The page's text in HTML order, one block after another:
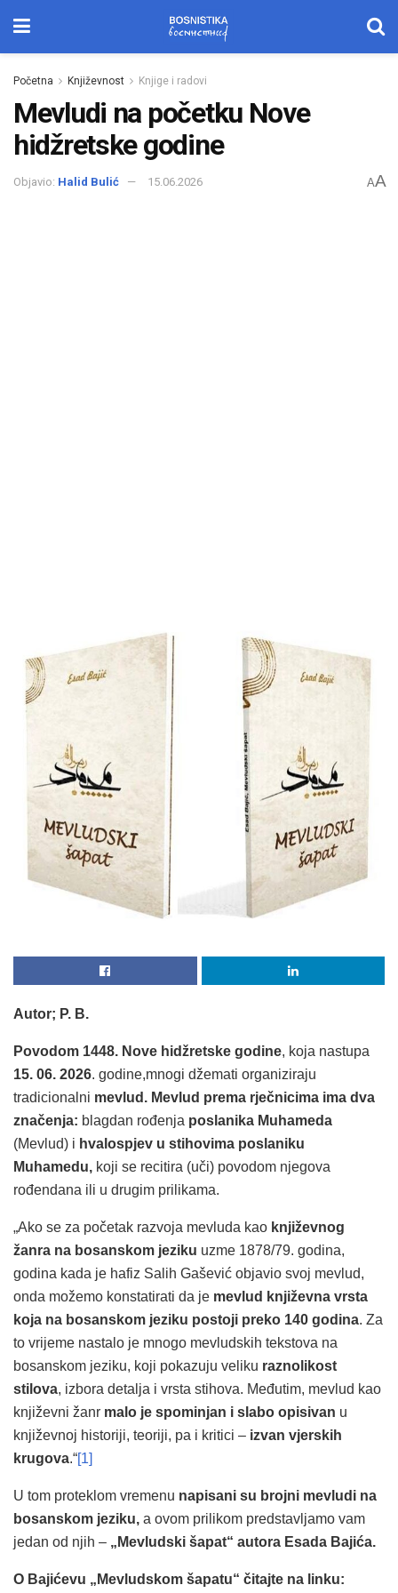
Početna Književnost Knjige i radovi
Mevludi na početku Nove
hidžretske godine
Objavio: Halid Bulić 15.06.2026 AA
Autor; P. B.
Povodom 1448. Nove hidžretske godine, koja nastupa
15. 06. 2026. godine,mnogi džemati organiziraju
tradicionalni mevlud. Mevlud prema rječnicima ima dva
značenja: blagdan rođenja poslanika Muhameda
(Mevlud) i hvalospjev u stihovima poslaniku
Muhamedu, koji se recitira (uči) povodom njegova
rođendana ili u drugim prilikama.
„Ako se za početak razvoja mevluda kao književnog
žanra na bosanskom jeziku uzme 1878/79. godina,
godina kada je hafiz Salih Gašević objavio svoj mevlud,
onda možemo konstatirati da je mevlud književna vrsta
koja na bosanskom jeziku postoji preko 140 godina. Za
to vrijeme nastalo je mnogo mevludskih tekstova na
bosanskom jeziku, koji pokazuju veliku raznolikost
stilova, izbora detalja i vrsta stihova. Međutim, mevlud kao
književni žanr malo je spominjan i slabo opisivan u
književnoj historiji, teoriji, pa i kritici – izvan vjerskih
krugova.“[1]
U tom proteklom vremenu napisani su brojni mevludi na
bosanskom jeziku, a ovom prilikom predstavljamo vam
jedan od njih – „Mevludski šapat“ autora Esada Bajića.
O Bajićevu „Mevludskom šapatu“ čitajte na linku: